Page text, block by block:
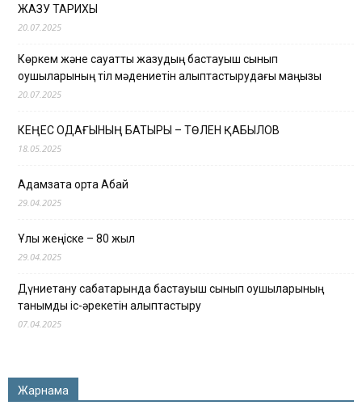
ЖАЗУ ТАРИХЫ
20.07.2025
Көркем және сауатты жазудың бастауыш сынып
оқушыларының тіл мәдениетін қалыптастырудағы маңызы
20.07.2025
КЕҢЕС ОДАҒЫНЫҢ БАТЫРЫ – ТӨЛЕН ҚАБЫЛОВ
18.05.2025
Адамзатқа ортақ Абай
29.04.2025
Ұлы жеңіске – 80 жыл
29.04.2025
Дүниетану сабақтарында бастауыш сынып оқушыларының
танымдық іс-әрекетін қалыптастыру
07.04.2025
Жарнама